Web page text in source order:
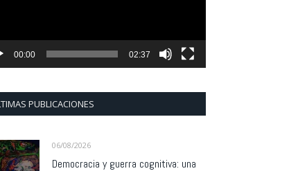
00:00 02:37
PUBLICACIONES
06/08/2026
Democracia y guerra cognitiva: una